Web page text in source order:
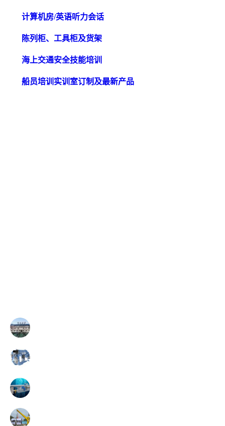
计算机房/英语听力会话
陈列柜、工具柜及货架
海上交通安全技能培训
船员培训实训室订制及最新产品